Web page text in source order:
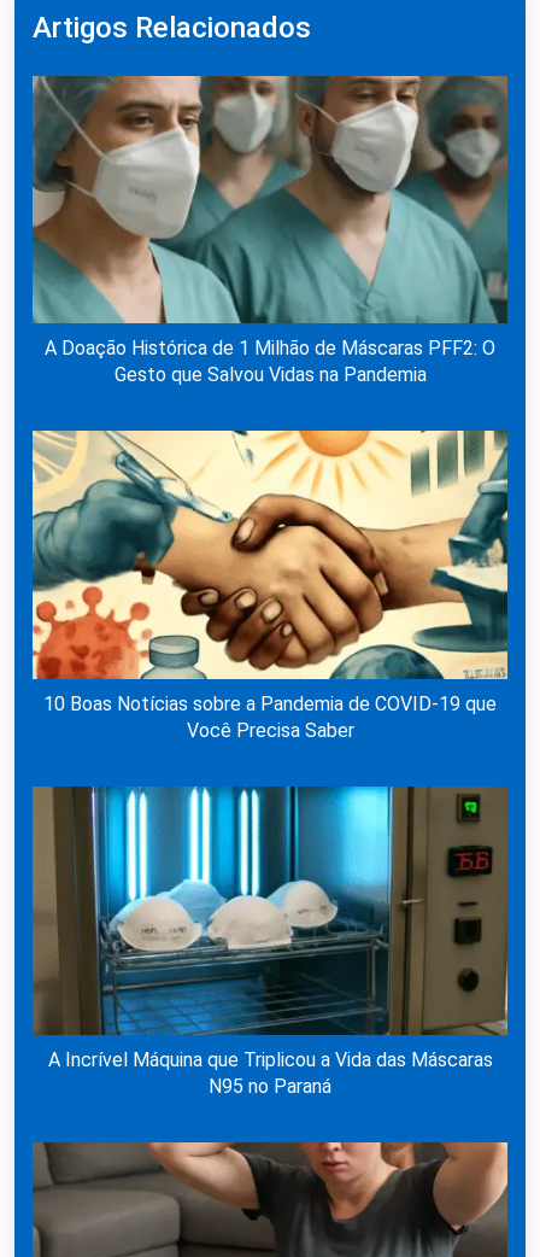
Artigos Relacionados
A Doação Histórica de 1 Milhão de Máscaras PFF2: O
Gesto que Salvou Vidas na Pandemia
10 Boas Notícias sobre a Pandemia de COVID-19 que
Você Precisa Saber
A Incrível Máquina que Triplicou a Vida das Máscaras
N95 no Paraná